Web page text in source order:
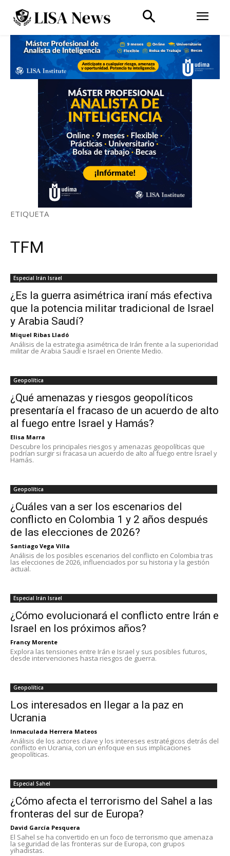
ETIQUETA
TFM
Especial Irán Israel
¿Es la guerra asimétrica iraní más efectiva
que la potencia militar tradicional de Israel
y Arabia Saudí?
Miquel Ribas Lladó
Análisis de la estrategia asimétrica de Irán frente a la superioridad
militar de Arabia Saudí e Israel en Oriente Medio.
Geopolítica
¿Qué amenazas y riesgos geopolíticos
presentaría el fracaso de un acuerdo de alto
al fuego entre Israel y Hamás?
Elisa Marra
Descubre los principales riesgos y amenazas geopolíticas que
podrían surgir si fracasa un acuerdo de alto al fuego entre Israel y
Hamás.
Geopolítica
¿Cuáles van a ser los escenarios del
conflicto en Colombia 1 y 2 años después
de las elecciones de 2026?
Santiago Vega Villa
Análisis de los posibles escenarios del conflicto en Colombia tras
las elecciones de 2026, influenciados por su historia y la gestión
actual.
Especial Irán Israel
¿Cómo evolucionará el conflicto entre Irán e
Israel en los próximos años?
Francy Morente
Explora las tensiones entre Irán e Israel y sus posibles futuros,
desde intervenciones hasta riesgos de guerra.
Geopolítica
Los interesados en llegar a la paz en
Ucrania
Inmaculada Herrera Mateos
Análisis de los actores clave y los intereses estratégicos detrás del
conflicto en Ucrania, con un enfoque en sus implicaciones
geopolíticas.
Especial Sahel
¿Cómo afecta el terrorismo del Sahel a las
fronteras del sur de Europa?
David García Pesquera
El Sahel se ha convertido en un foco de terrorismo que amenaza
la seguridad de las fronteras sur de Europa, con grupos
yihadistas.